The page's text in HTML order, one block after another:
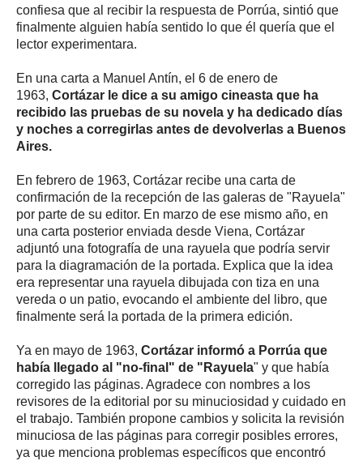
confiesa que al recibir la respuesta de Porrúa, sintió que
finalmente alguien había sentido lo que él quería que el
lector experimentara.
En una carta a Manuel Antín, el 6 de enero de
1963, Cortázar le dice a su amigo cineasta que ha
recibido las pruebas de su novela y ha dedicado días
y noches a corregirlas antes de devolverlas a Buenos
Aires.
En febrero de 1963, Cortázar recibe una carta de
confirmación de la recepción de las galeras de "Rayuela"
por parte de su editor. En marzo de ese mismo año, en
una carta posterior enviada desde Viena, Cortázar
adjuntó una fotografía de una rayuela que podría servir
para la diagramación de la portada. Explica que la idea
era representar una rayuela dibujada con tiza en una
vereda o un patio, evocando el ambiente del libro, que
finalmente será la portada de la primera edición.
Ya en mayo de 1963, Cortázar informó a Porrúa que
había llegado al "no-final" de "Rayuela" y que había
corregido las páginas. Agradece con nombres a los
revisores de la editorial por su minuciosidad y cuidado en
el trabajo. También propone cambios y solicita la revisión
minuciosa de las páginas para corregir posibles errores,
ya que menciona problemas específicos que encontró